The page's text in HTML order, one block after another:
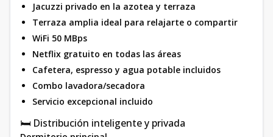
Jacuzzi privado en la azotea y terraza
Terraza amplia ideal para relajarte o compartir
WiFi 50 MBps
Netflix gratuito en todas las áreas
Cafetera, espresso y agua potable incluidos
Combo lavadora/secadora
Servicio excepcional incluido
🛏️ Distribución inteligente y privada